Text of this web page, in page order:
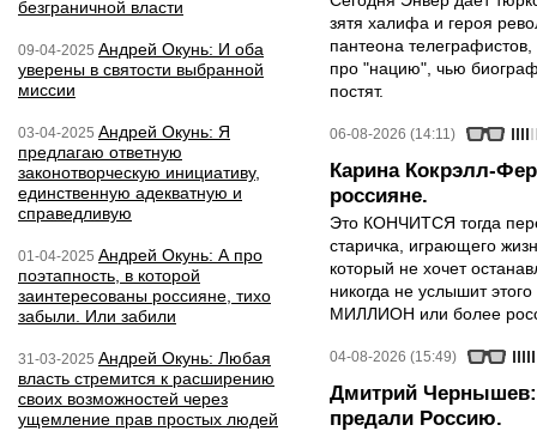
безграничной власти
09-04-2025 Андрей Окунь: И оба
уверены в святости выбранной
миссии
03-04-2025 Андрей Окунь: Я
предлагаю ответную
законотворческую инициативу,
единственную адекватную и
справедливую
01-04-2025 Андрей Окунь: А про
поэтапность, в которой
заинтересованы россияне, тихо
забыли. Или забили
31-03-2025 Андрей Окунь: Любая
власть стремится к расширению
своих возможностей через
ущемление прав простых людей
зятя халифа и героя
пантеона
про "нацию", чью
постят.
06-08-2026 (14:11)
Карина Кокрэлл-
россияне.
Это КОНЧИТСЯ тогда
старичка, играющего
который не хочет
никогда не услышит
МИЛЛИОН или более
04-08-2026 (15:49)
Дмитрий Чернышев:
предали Россию.